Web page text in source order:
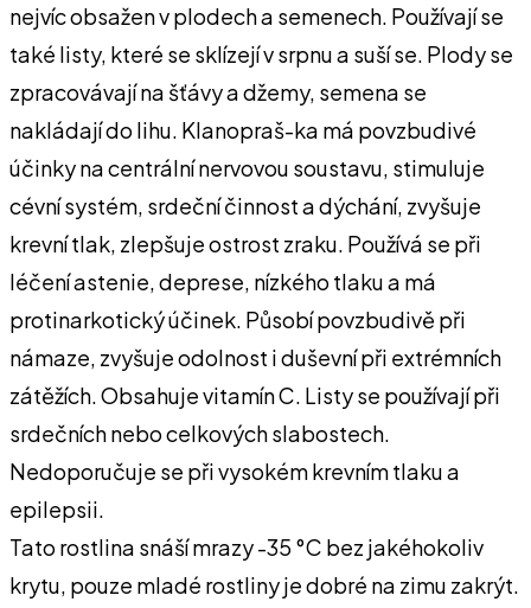
nejvíc obsažen v plodech a semenech. Používají se
také listy, které se sklízejí v srpnu a suší se. Plody se
zpracovávají na šťávy a džemy, semena se
nakládají do lihu. Klanopraš-ka má povzbudivé
účinky na centrální nervovou soustavu, stimuluje
cévní systém, srdeční činnost a dýchání, zvyšuje
krevní tlak, zlepšuje ostrost zraku. Používá se při
léčení astenie, deprese, nízkého tlaku a má
protinarkotický účinek. Působí povzbudivě při
námaze, zvyšuje odolnost i duševní při extrémních
zátěžích. Obsahuje vitamín C. Listy se používají při
srdečních nebo celkových slabostech.
Nedoporučuje se při vysokém krevním tlaku a
epilepsii.
Tato rostlina snáší mrazy -35 °C bez jakéhokoliv
krytu, pouze mladé rostliny je dobré na zimu zakrýt.